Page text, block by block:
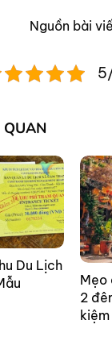
Nguồn bài
QUAN
Du Lịch
Mẹo
2